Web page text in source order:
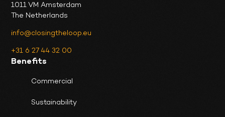
1011 VM Amsterdam
The Netherlands
info@closingtheloop.eu
+31 6 27 44 32 00
Benefits
Commercial
Sustainability